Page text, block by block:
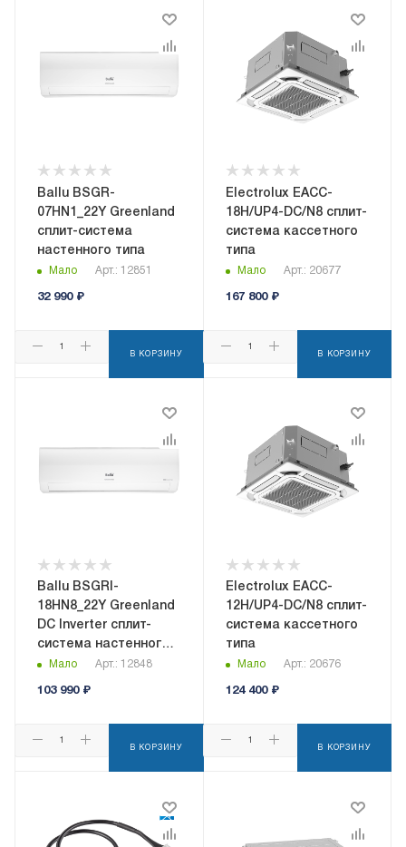
Ballu BSGR-
07HN1_22Y Greenland
сплит-система
настенного типа
Мало Арт.: 12851
32 990₽
В КОРЗИНУ
Electrolux EACC-
18H/UP4-DC/N8 сплит-
система кассетного
типа
Мало Арт.: 20677
167 800₽
В КОРЗИНУ
Ballu BSGRI-
18HN8_22Y Greenland
DC Inverter сплит-
система настенного
типа
Мало Арт.: 12848
103 990₽
В КОРЗИНУ
Electrolux EACC-
12H/UP4-DC/N8 сплит-
система кассетного
типа
Мало Арт.: 20676
124 400₽
В КОРЗИНУ